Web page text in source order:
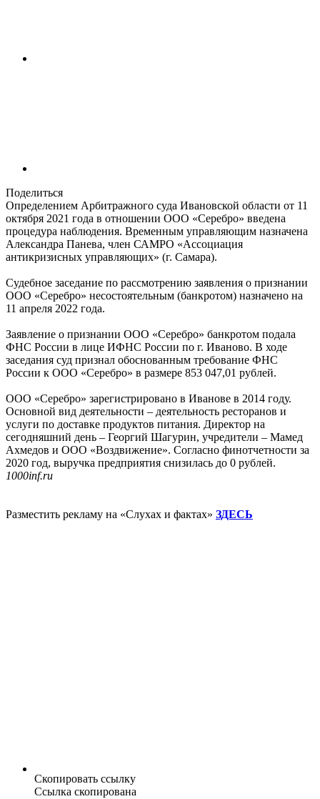
Поделиться
Определением Арбитражного суда Ивановской области от 11
октября 2021 года в отношении ООО «Серебро» введена
процедура наблюдения. Временным управляющим назначена
Александра Панева, член САМРО «Ассоциация
антикризисных управляющих» (г. Самара).
Судебное заседание по рассмотрению заявления о признании
ООО «Серебро» несостоятельным (банкротом) назначено на
11 апреля 2022 года.
Заявление о признании ООО «Серебро» банкротом подала
ФНС России в лице ИФНС России по г. Иваново. В ходе
заседания суд признал обоснованным требование ФНС
России к ООО «Серебро» в размере 853 047,01 рублей.
ООО «Серебро» зарегистрировано в Иванове в 2014 году.
Основной вид деятельности – деятельность ресторанов и
услуги по доставке продуктов питания. Директор на
сегодняшний день – Георгий Шагурин, учредители – Мамед
Ахмедов и ООО «Воздвижение». Согласно финотчетности за
2020 год, выручка предприятия снизилась до 0 рублей.
1000inf.ru
Разместить рекламу на «Слухах и фактах» ЗДЕСЬ
Скопировать ссылку
Ссылка скопирована